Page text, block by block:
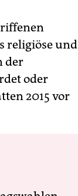
religiöse und
der
oder
2015 vor